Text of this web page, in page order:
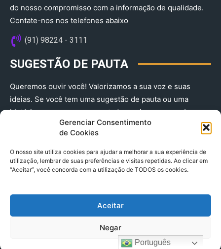
Gerenciar Consentimento
de Cookies
O nosso site utiliza cookies para ajudar a melhorar a sua experiência de
utilização, lembrar de suas preferências e visitas repetidas. Ao clicar em
“Aceitar”, você concorda com a utilização de TODOS os cookies.
Aceitar
Negar
do nosso compromisso com a informação de qualidade.
Contate-nos nos telefones abaixo
(91) 98224 - 3111
SUGESTÃO DE PAUTA
Queremos ouvir você! Valorizamos a sua voz e suas
ideias. Se você tem uma sugestão de pauta ou uma
história que merece ser contada, envie-nos agora!
(91) 98224 - 3111
© 2025 A Província do Pará CNPJ: 04.901.141/0001-36 End .
Trav. Quintino Bocaiuva 2301, Ed. Rogério Fernandez – Sala
2701- Cremação – CEP 66045.315
Português